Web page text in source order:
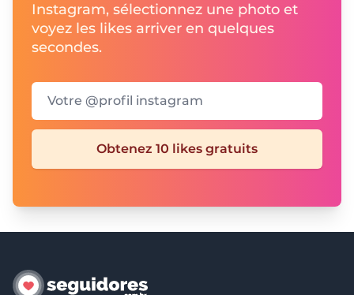
Instagram, sélectionnez une photo et
voyez les likes arriver en quelques
secondes.
Votre @profil instagram
Obtenez 10 likes gratuits